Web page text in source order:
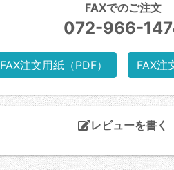
FAXでのご注文
072-966-
FAX注文用紙（PDF） FAX注
レビューを書く